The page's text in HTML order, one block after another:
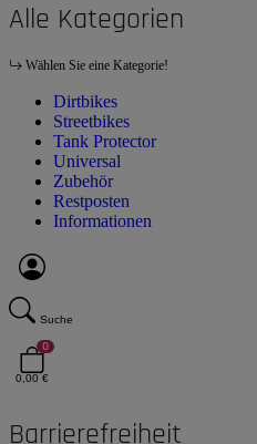
Alle Kategorien
Wählen Sie eine Kategorie!
Dirtbikes
Streetbikes
Tank Protector
Universal
Zubehör
Restposten
Informationen
Suche
0
0,00 €
Barrierefreiheit